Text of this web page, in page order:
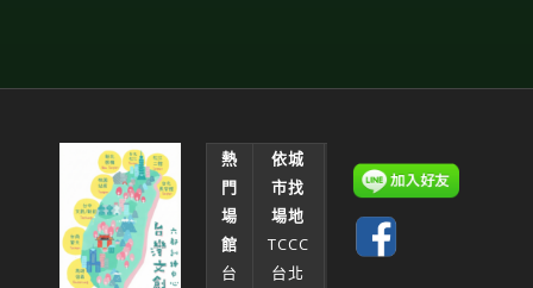
熱
門
場
館
台
依城
市找
場地
TCCC
台北
租
借
支